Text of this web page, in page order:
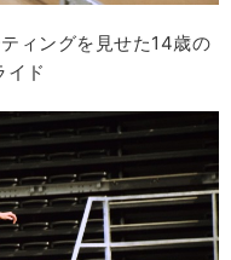
ィングを見せた14歳の
イド